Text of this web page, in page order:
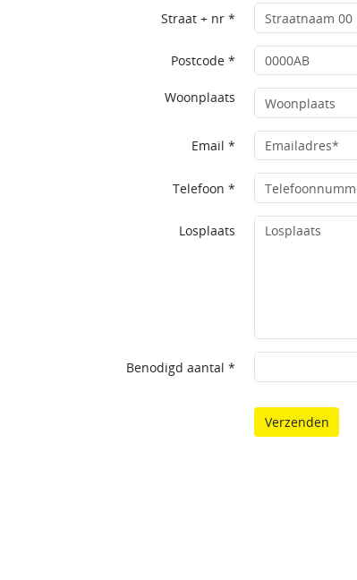
Straat + nr *
Postcode *
Woonplaats
Email *
Telefoon *
Losplaats
Benodigd aantal *
Verzenden